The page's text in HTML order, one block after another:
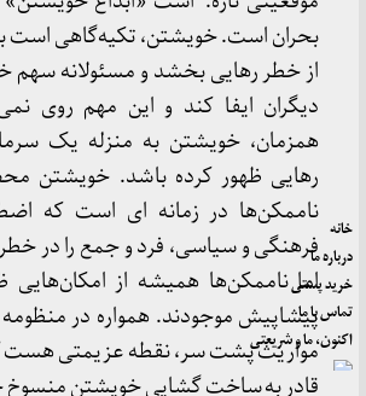
بحران است. خویشتن، تکیه‌گاهی است
از خطر رهایی بخشد و مسئولانه سهم
دیگران ایفا کند و این مهم روی
همزمان، خویشتن به منزله یک
رهایی ظهور کرده باشد. خویشتن
ناممکن‌ها در زمانه ای است که
فرهنگی و سیاسی، فرد و جمع را در
اما ناممکن‌ها همیشه از
پیشاپیش موجودند. همواره در منظومه
مواریث پشت سر، نقطه عزیمتی هست
قادر به ساخت گشایی خویشتن منسوخ
خانه
درباره ما
خرید پستی
تماس با ما
اکنون، ما و شریعتی